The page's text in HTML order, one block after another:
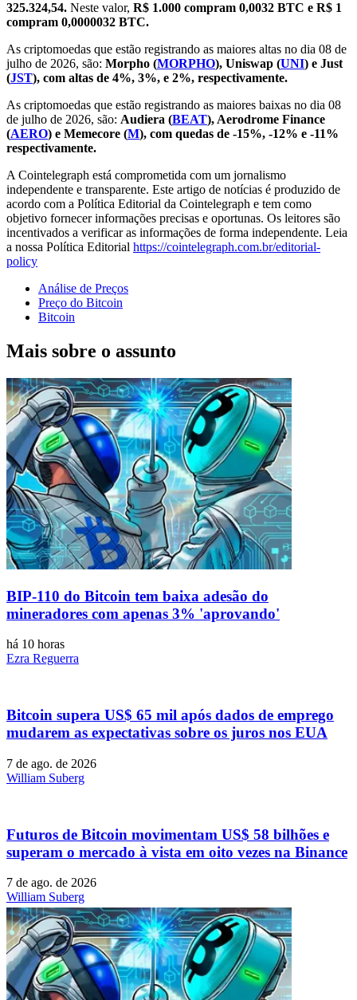
325.324,54. Neste valor, R$ 1.000 compram 0,0032 BTC e R$ 1
compram 0,0000032 BTC.
As criptomoedas que estão registrando as maiores altas no dia 08 de
julho de 2026, são: Morpho (MORPHO), Uniswap (UNI) e Just
(JST), com altas de 4%, 3%, e 2%, respectivamente.
As criptomoedas que estão registrando as maiores baixas no dia 08
de julho de 2026, são: Audiera (BEAT), Aerodrome Finance
(AERO) e Memecore (M), com quedas de -15%, -12% e -11%
respectivamente.
A Cointelegraph está comprometida com um jornalismo
independente e transparente. Este artigo de notícias é produzido de
acordo com a Política Editorial da Cointelegraph e tem como
objetivo fornecer informações precisas e oportunas. Os leitores são
incentivados a verificar as informações de forma independente. Leia
a nossa Política Editorial https://cointelegraph.com.br/editorial-
policy
Análise de Preços
Preço do Bitcoin
Bitcoin
Mais sobre o assunto
BIP-110 do Bitcoin tem baixa adesão do
mineradores com apenas 3% 'aprovando'
há 10 horas
Ezra Reguerra
Bitcoin supera US$ 65 mil após dados de emprego
mudarem as expectativas sobre os juros nos EUA
7 de ago. de 2026
William Suberg
Futuros de Bitcoin movimentam US$ 58 bilhões e
superam o mercado à vista em oito vezes na Binance
7 de ago. de 2026
William Suberg